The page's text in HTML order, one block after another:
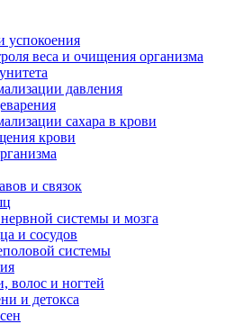
успокоения
веса и очищения организма
давления
сахара в крови
крови
и связок
системы и мозга
и сосудов
системы
волос и ногтей
и детокса